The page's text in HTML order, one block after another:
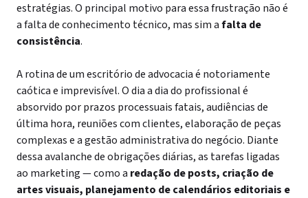
estratégias. O principal motivo para essa frustração não é
a falta de conhecimento técnico, mas sim afalta de
consistência.
A rotina de um escritório de advocacia é notoriamente
caótica e imprevisível. O dia a dia do profissional é
absorvido por prazos processuais fatais, audiências de
última hora, reuniões com clientes, elaboração de peças
complexas e a gestão administrativa do negócio. Diante
dessa avalanche de obrigações diárias, as tarefas ligadas
ao marketing — como a redação de posts, criação de
artes visuais, planejamento de calendários editoriais e